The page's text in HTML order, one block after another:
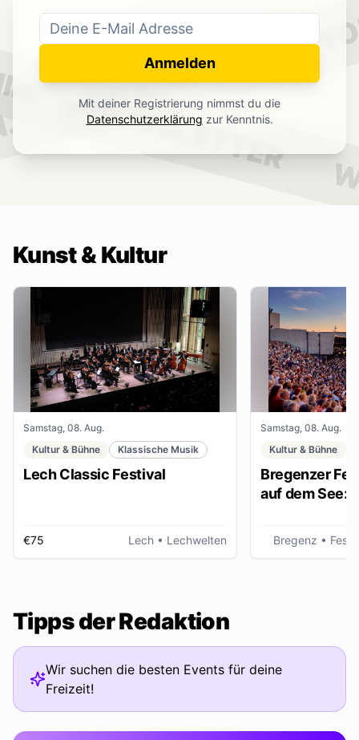
NEWSLETTER
NEWSLETTER
Anmelden
Mit deiner Registrierung nimmst du die
Datenschutzerklärung zur Kenntnis.
Kunst & Kultur
Samstag, 08. Aug.
Kultur & Bühne
Klassische Musik
Lech Classic Festival
€75 Lech • Lechwelten
Samstag, 08. Aug.
Kultur & Bühne
Bregenzer
auf dem See:
Bregenz •
Tipps der Redaktion
Wir suchen die besten Events für deine
Freizeit!